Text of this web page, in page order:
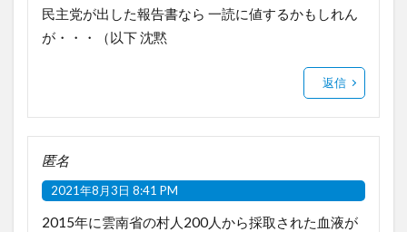
民主党が出した報告書なら 一読に値するかもしれん
が・・・（以下 沈黙
返信
匿名
2021年8月3日 8:41 PM
2015年に雲南省の村人200人から採取された血液が